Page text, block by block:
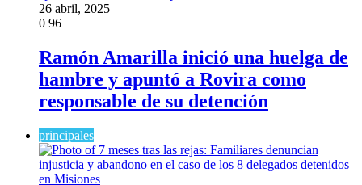
26 abril, 2025
0 96
Ramón Amarilla inició una huelga de
hambre y apuntó a Rovira como
responsable de su detención
principales